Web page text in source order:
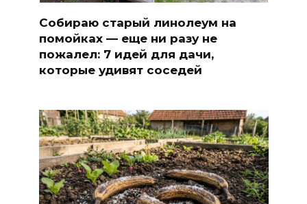
Собираю старый линолеум на
помойках — еще ни разу не
пожалел: 7 идей для дачи,
которые удивят соседей